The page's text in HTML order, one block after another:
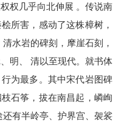
权几乎向北伸展 。传说南
所害，感动了这株樟树，
水岩的碑刻，摩崖石刻，
明、 清以至现代。就书体
为最多。其中宋代岩图碑
石筝，拔在南昌起，嶙峋
有半岭亭、护界宫、袈裟